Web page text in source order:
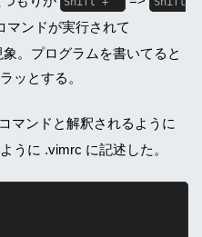
マンドが実行されて
。プログラムを書いてると
ッとする。
マンドと解釈されるように
うに .vimrc に記述した。